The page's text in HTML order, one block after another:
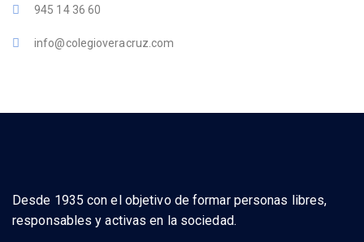
945 14 36 60
info@colegioveracruz.com
Desde 1935 con el objetivo de formar personas libres,
responsables y activas en la sociedad.